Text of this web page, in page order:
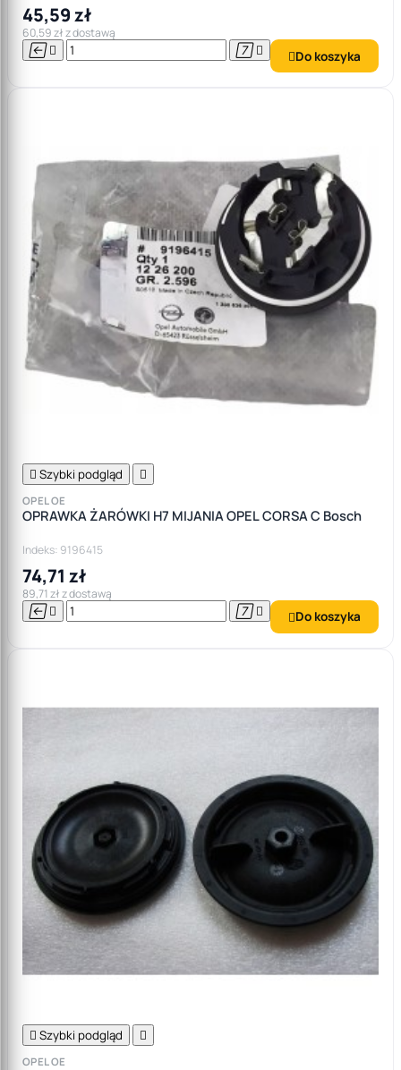
45,59 zł
60,59 zł z dostawą
    Do koszyka
 Szybki podgląd 
OPEL OE
OPRAWKA ŻARÓWKI H7 MIJANIA OPEL CORSA C Bosch
Indeks: 9196415
74,71 zł
89,71 zł z dostawą
    Do koszyka
 Szybki podgląd 
OPEL OE